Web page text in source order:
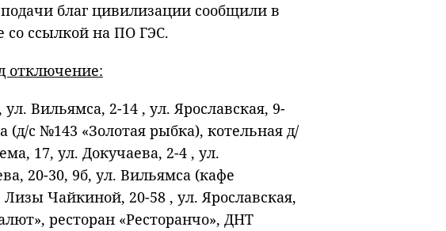
благ цивилизации сообщили в
со ссылкой на ПО ГЭС.
отключение:
Вильямса, 2-14 , ул. Ярославская, 9-
(д/с №143 «Золотая рыбка), котельная д/
17, ул. Докучаева, 2-4 , ул.
20-30, 9б, ул. Вильямса (кафе
Чайкиной, 20-58 , ул. Ярославская,
ресторан «Ресторанчо», ДНТ